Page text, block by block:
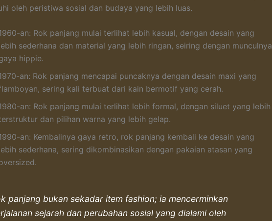
oleh peristiwa sosial dan budaya yang lebih luas.
an: Rok panjang mulai terlihat lebih kasual, dengan desain yang
sederhana dan material yang lebih ringan, seiring dengan munculnya
hippie.
an: Rok panjang mencapai puncaknya dengan desain maxi yang
sering kali terbuat dari kain bermotif yang cerah.
an: Rok panjang mulai terlihat lebih formal, dengan siluet yang lebih
dan pilihan warna yang lebih gelap.
an: Kembalinya gaya retro, rok panjang kembali ke desain yang
sederhana, sering dikombinasikan dengan pakaian atasan yang
panjang bukan sekadar item fashion; ia mencerminkan
sejarah dan perubahan sosial yang dialami oleh